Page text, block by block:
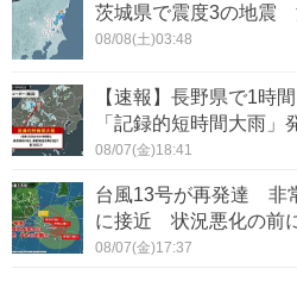
茨城県で震度3の地震
08/08(土)03:48
【速報】長野県で1時
「記録的短時間大雨」
08/07(金)18:41
台風13号が再発達 非
に接近 状況悪化の前
08/07(金)17:37